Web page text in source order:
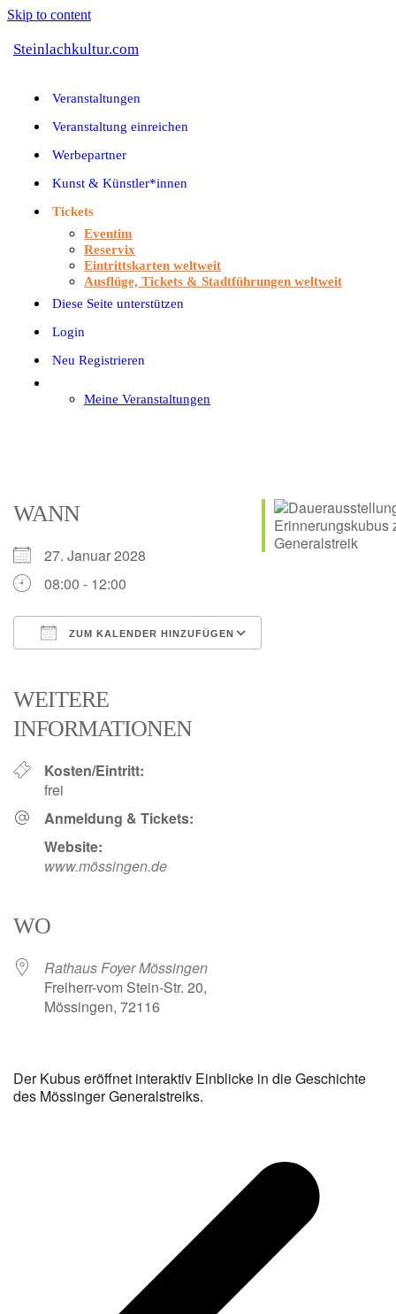
Skip to content
Steinlachkultur.com
Veranstaltungen
Veranstaltung einreichen
Werbepartner
Kunst & Künstler*innen
Tickets
Eventim
Reservix
Eintrittskarten weltweit
Ausflüge, Tickets & Stadtführungen weltweit
Diese Seite unterstützen
Login
Neu Registrieren
Meine Veranstaltungen
WANN
27. Januar 2028
08:00 - 12:00
ZUM KALENDER HINZUFÜGEN
WEITERE
INFORMATIONEN
Kosten/Eintritt:
frei
Anmeldung & Tickets:
Website:
www.mössingen.de
WO
Rathaus Foyer Mössingen
Freiherr-vom Stein-Str. 20,
Mössingen, 72116
Der Kubus eröffnet interaktiv Einblicke in die Geschichte
des Mössinger Generalstreiks.